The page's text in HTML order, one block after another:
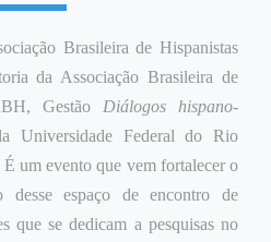
Brasileira de Hispanistas
da Associação Brasileira de
Gestão Diálogos hispano-
Universidade Federal do Rio
um evento que vem fortalecer o
desse espaço de encontro de
que se dedicam a pesquisas no